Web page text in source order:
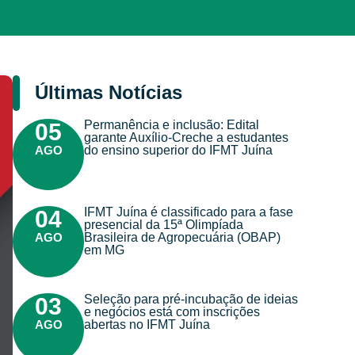
Últimas Notícias
05
AGO
Permanência e inclusão: Edital
garante Auxílio-Creche a estudantes
do ensino superior do IFMT Juína
04
AGO
IFMT Juína é classificado para a fase
presencial da 15ª Olimpíada
Brasileira de Agropecuária (OBAP)
em MG
03
AGO
Seleção para pré-incubação de ideias
e negócios está com inscrições
abertas no IFMT Juína